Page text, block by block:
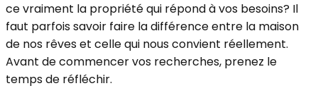
ce vraiment la propriété qui répond à vos besoins? Il
faut parfois savoir faire la différence entre la maison
de nos rêves et celle qui nous convient réellement.
Avant de commencer vos recherches, prenez le
temps de réfléchir.